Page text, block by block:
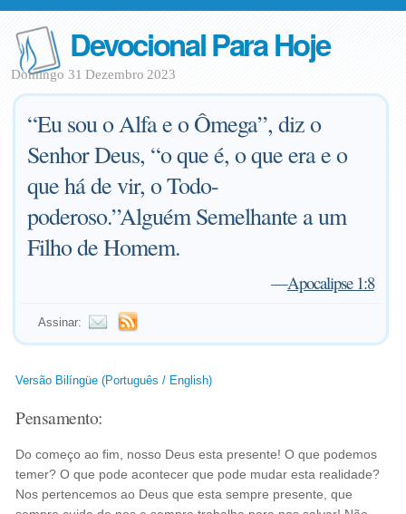
Devocional Para Hoje
Domingo 31 Dezembro 2023
“Eu sou o Alfa e o Ômega”, diz o
Senhor Deus, “o que é, o que era e o
que há de vir, o Todo-
poderoso.”Alguém Semelhante a um
Filho de Homem.
—Apocalipse 1:8
Assinar:
Versão Bilíngüe (Português / English)
Pensamento:
Do começo ao fim, nosso Deus esta presente! O que podemos
temer? O que pode acontecer que pode mudar esta realidade?
Nos pertencemos ao Deus que esta sempre presente, que